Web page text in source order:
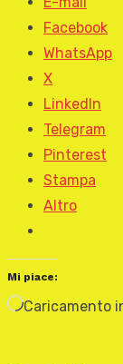
Facebook
WhatsApp
X
LinkedIn
Telegram
Pinterest
Stampa
Altro
Mi piace:
Caricamento